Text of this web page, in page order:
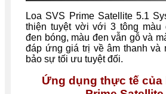
Loa SVS Prime Satellite 5.1
thiện tuyệt vời với 3 tông màu
đen bóng, màu đen vẫn gỗ và
đáp ứng giá trị về âm thanh và
bảo sự tối ưu tuyệt đối.
Ứng dụng thực tế của